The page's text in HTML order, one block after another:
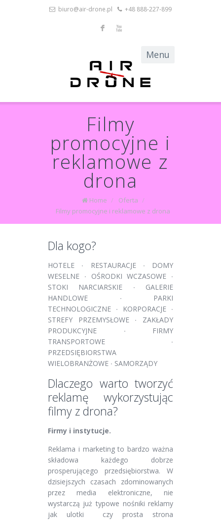
biuro@air-drone.pl +48 888-227-899
F X
Filmy
promocyjne i
reklamowe z
drona
Home / Oferta /
Filmy promocyjne i reklamowe z drona
Dla kogo?
HOTELE ∙ RESTAURACJE ∙ DOMY
WESELNE ∙ OŚRODKI WCZASOWE ∙
STOKI NARCIARSKIE ∙ GALERIE
HANDLOWE ∙ PARKI
TECHNOLOGICZNE ∙ KORPORACJE ∙
STREFY PRZEMYSŁOWE ∙ ZAKŁADY
PRODUKCYJNE ∙ FIRMY
TRANSPORTOWE ∙
PRZEDSIĘBIORSTWA
WIELOBRANŻOWE ∙ SAMORZĄDY
Dlaczego warto tworzyć
reklamę wykorzystując
filmy z drona?
Firmy i instytucje.
Reklama i marketing to bardzo ważna
składowa każdego dobrze
prosperującego przedsiębiorstwa. W
dzisiejszych czasach zdominowanych
przez media elektroniczne, nie
wystarczą już typowe nośniki reklamy
jak ulotki czy prosta strona